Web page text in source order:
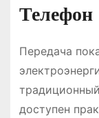
Телефон
Передача
доступен